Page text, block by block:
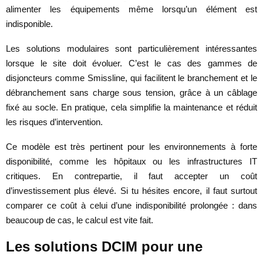
alimenter les équipements même lorsqu’un élément est
indisponible.
Les solutions modulaires sont particulièrement intéressantes
lorsque le site doit évoluer. C’est le cas des gammes de
disjoncteurs comme Smissline, qui facilitent le branchement et le
débranchement sans charge sous tension, grâce à un câblage
fixé au socle. En pratique, cela simplifie la maintenance et réduit
les risques d’intervention.
Ce modèle est très pertinent pour les environnements à forte
disponibilité, comme les hôpitaux ou les infrastructures IT
critiques. En contrepartie, il faut accepter un coût
d’investissement plus élevé. Si tu hésites encore, il faut surtout
comparer ce coût à celui d’une indisponibilité prolongée : dans
beaucoup de cas, le calcul est vite fait.
Les solutions DCIM pour une